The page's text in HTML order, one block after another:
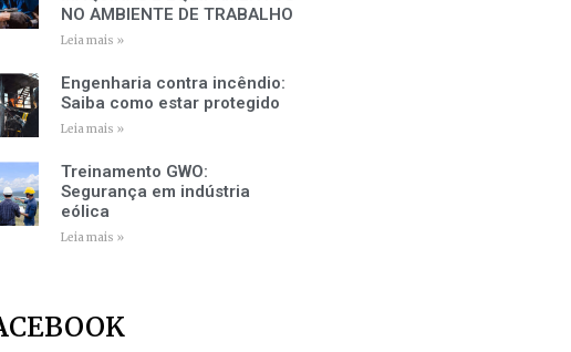
NO AMBIENTE DE TRABALHO
Leia mais »
Engenharia contra incêndio:
Saiba como estar protegido
Leia mais »
Treinamento GWO:
Segurança em indústria
eólica
Leia mais »